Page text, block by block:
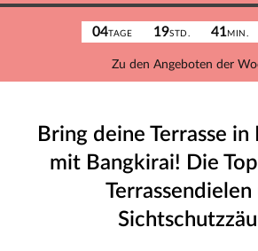
04TAGE 19STD. 41MIN.
Zu den Angeboten der
Bring deine Terrasse
mit Bangkirai! Die
Terrassendielen